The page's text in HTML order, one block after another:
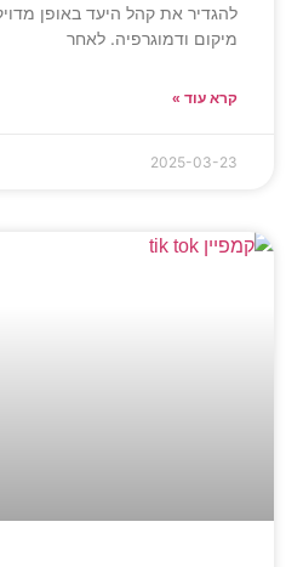
להגדיר את קהל היעד באופן
מיקום ודמוגרפיה. לאחר
קרא עוד »
2025-03-23